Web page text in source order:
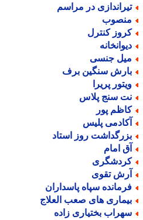
در مراسم
کنترل
جنسی
سنگین برف
پریرا
سنج پلاس
پور
پلیس
روز استاد
امام
تقوی
سپاه پاسداران
های صعب العلاج
بختیاری زاده